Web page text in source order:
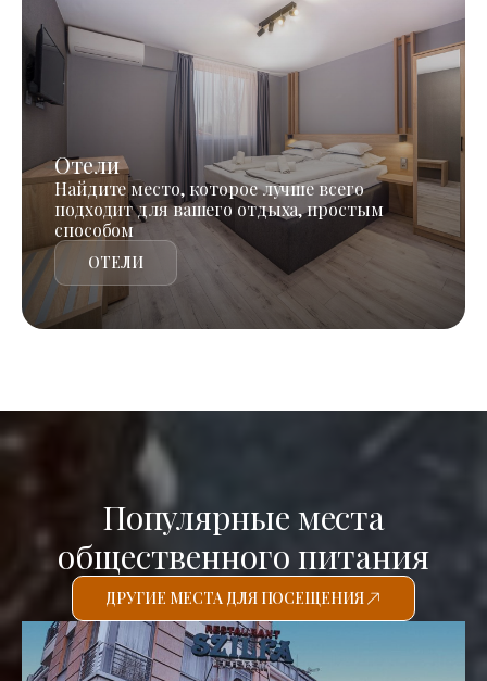
Отели
Найдите место, которое лучше всего
подходит для вашего отдыха, простым
способом
ОТЕЛИ
Популярные места
общественного питания
ДРУГИЕ МЕСТА ДЛЯ ПОСЕЩЕНИЯ